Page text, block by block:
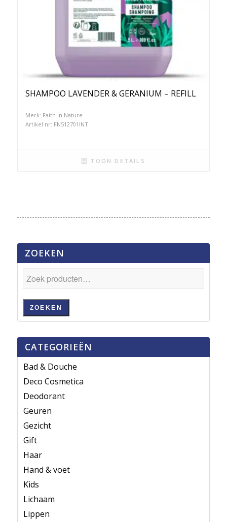
SHAMPOO LAVENDER & GERANIUM – REFILL
Merk: Faith in Nature
Artikel nr: FN512701INT
TOON DETAILS
ZOEKEN
ZOEKEN
CATEGORIEËN
Bad & Douche
Deco Cosmetica
Deodorant
Geuren
Gezicht
Gift
Haar
Hand & voet
Kids
Lichaam
Lippen